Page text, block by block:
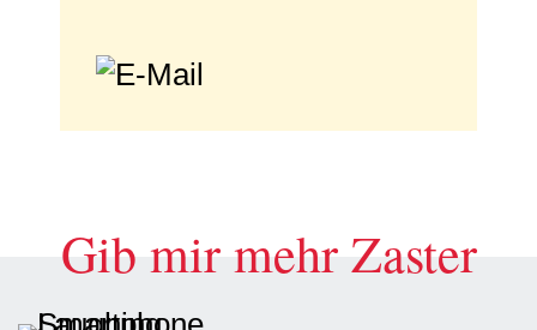
Gib mir mehr Zaster